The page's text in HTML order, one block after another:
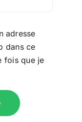
adresse
dans ce
fois que je